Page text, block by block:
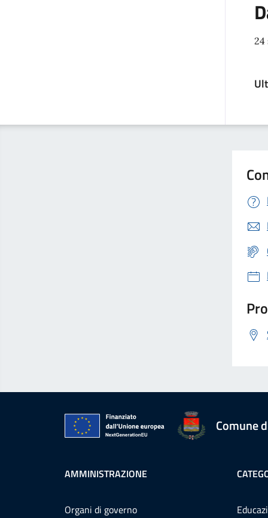
24
Comune
AMMINISTRAZIONE
Organi di governo